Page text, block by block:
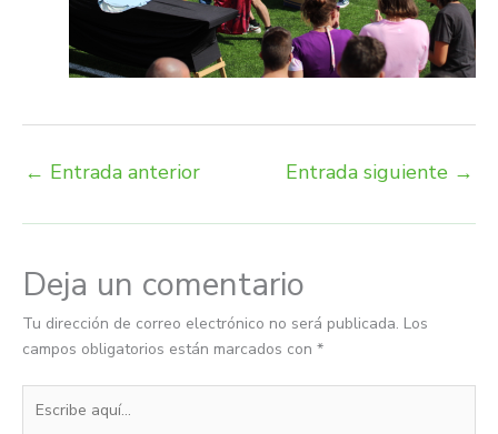
← Entrada anterior Entrada siguiente →
Deja un comentario
Tu dirección de correo electrónico no será publicada. Los
campos obligatorios están marcados con *
aquí...